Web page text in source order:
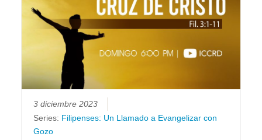
3 diciembre 2023
Series: Filipenses: Un Llamado a Evangelizar con
Gozo